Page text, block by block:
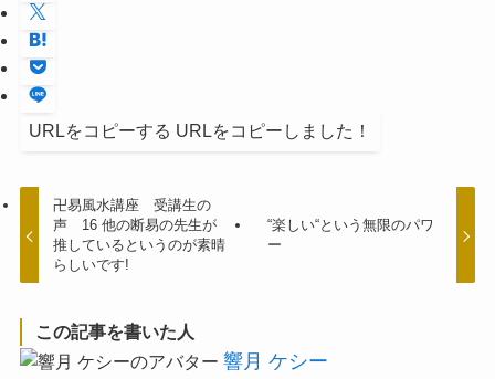
URLをコピーする URLをコピーしました！
卍易風水講座 受講生の
声 16 他の断易の先生が
推しているというのが素晴
らしいです!
“楽しい“という無限のパワ
ー
この記事を書いた人
響月 ケシー